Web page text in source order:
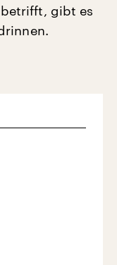
betrifft, gibt es